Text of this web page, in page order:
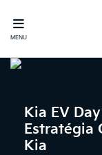
MENU
Kia EV
Estratégia
Kia